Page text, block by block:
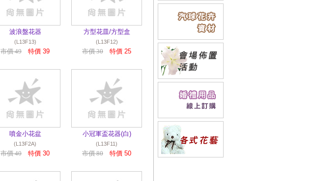
波浪盤花器
(L13F13)
市價 49 特價 39
方型花皿/方型盒
(L13F12)
市價 30 特價 25
噴金小花盆
(L13F2A)
市價 40 特價 30
小冠軍盃花器(白)
(L13F11)
市價 80 特價 50
2021/12/13流金
沙啟動台/主題顯
字 歡迎洽詢
2019/11/18禮物
盒開箱儀式/禮物
箱空飄氣球特效
歡迎洽詢
2019/08/30快樂
星舞台特效規劃/
各式舞台特效/字
牌爆破球製作/彩
帶特效/CO2特效/
煙霧特效
2019/08/30